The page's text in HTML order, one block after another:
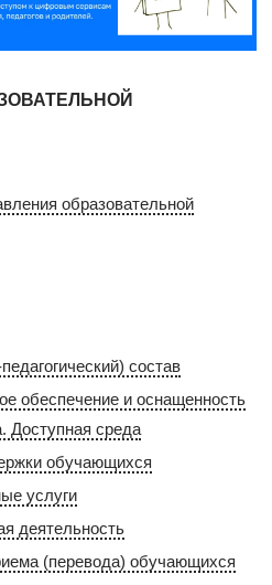
образовательной
состав
обеспечение и оснащенность
Доступная среда
обучающихся
услуги
деятельность
(перевода) обучающихся